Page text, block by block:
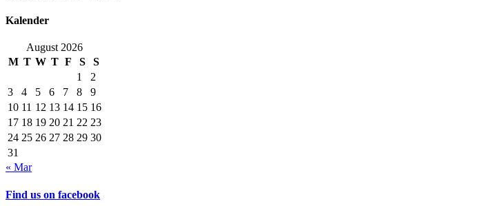
Kalender
August 2026
M T W T F S
S
1
2
3
4 5 6 7 8
9
10 11 12 13 14 15 16
17 18 19 20 21 22 23
24 25 26 27 28 29 30
31
« Mar
Find us on facebook